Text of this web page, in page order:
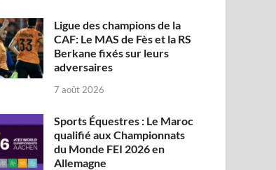
Ligue des champions de la
CAF: Le MAS de Fès et la RS
Berkane fixés sur leurs
adversaires
7 août 2026
Sports Équestres : Le Maroc
qualifié aux Championnats
du Monde FEI 2026 en
Allemagne